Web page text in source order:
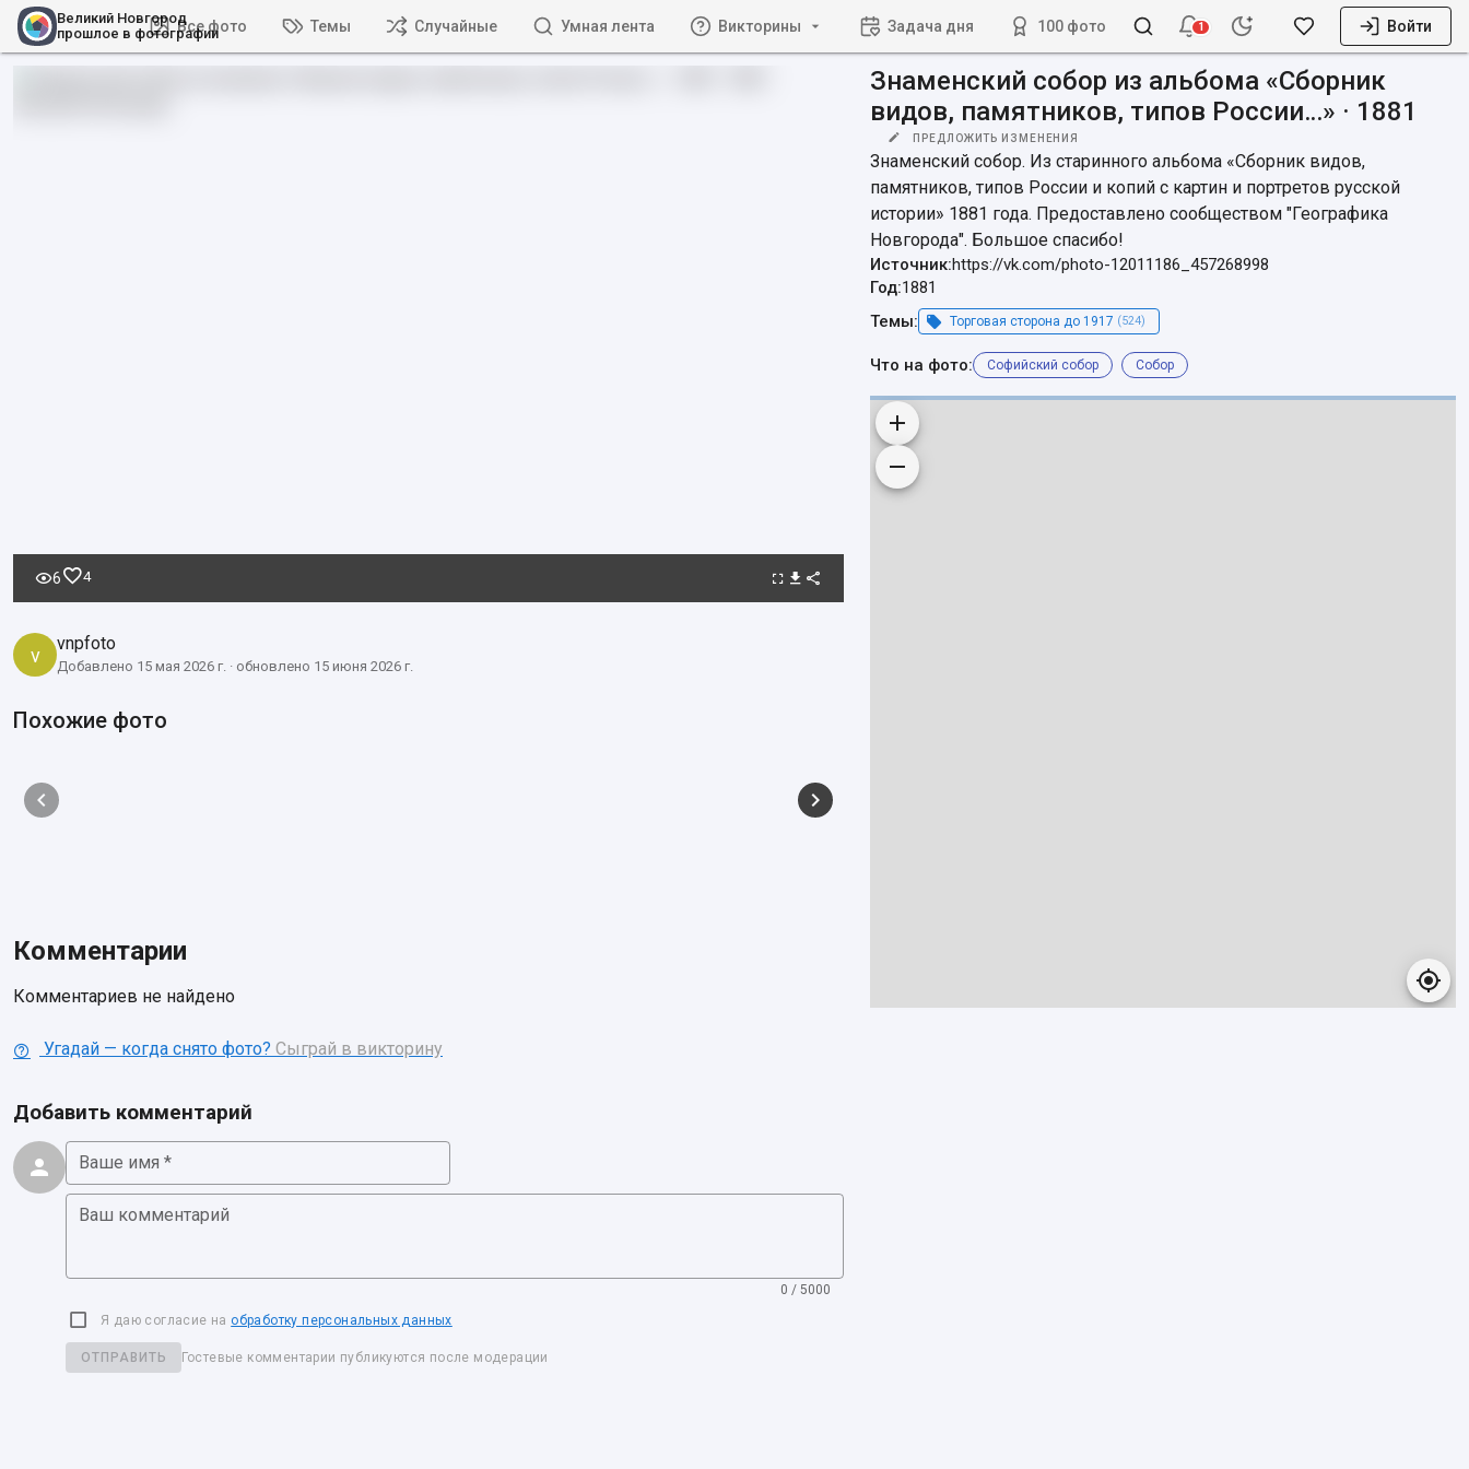
Великий Новгород
прошлое в фотографии
Все фото Темы Случайные Умная лента Викторины Задача дня 100 фото 1 Войти
6 4
v vnpfoto
Добавлено 15 мая 2026 г. · обновлено 15 июня 2026 г.
Похожие фото
Комментарии
Комментариев не найдено
Угадай — когда снято фото? Сыграй в викторину
Добавить комментарий
Ваше имя *
Ваш комментарий
0 / 5000
Я даю согласие на обработку персональных данных
ОТПРАВИТЬ Гостевые комментарии публикуются после модерации
Знаменский собор из альбома «Сборник
видов, памятников, типов России…» · 1881
ПРЕДЛОЖИТЬ ИЗМЕНЕНИЯ
Знаменский собор. Из старинного альбома «Сборник видов,
памятников, типов России и копий с картин и портретов русской
истории» 1881 года. Предоставлено сообществом "Географика
Новгорода". Большое спасибо!
Источник:https://vk.com/photo-12011186_457268998
Год:1881
Темы:
Торговая сторона до 1917 (524)
Что на фото: Софийский собор Собор